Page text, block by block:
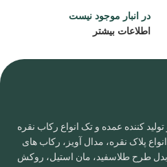
در انبار موجود نیست
اطلاعات بیشتر
کننده عمده و تک انواع رکاب نقره
پلاک نقره، مدال آویز، رکاب های
طرح طلاسفید، مان استیل، روکش